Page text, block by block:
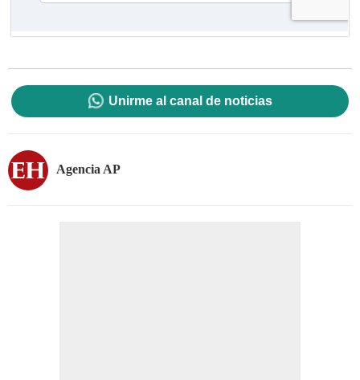
Unirme al canal de noticias
Agencia AP